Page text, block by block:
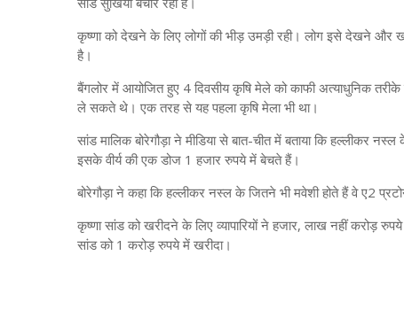
कृष्णा को देखने के लिए लोगों की भीड़ उमड़ी रही। लोग इसे देखने और
है।
बैंगलोर में आयोजित हुए 4 दिवसीय कृषि मेले को काफी अत्याधुनिक
ले सकते थे। एक तरह से यह पहला कृषि मेला भी था।
सांड मालिक बोरेगौड़ा ने मीडिया से बात-चीत में बताया कि हल्लीकर नस्ल
इसके वीर्य की एक डोज 1 हजार रुपये में बेचते हैं।
बोरेगौड़ा ने कहा कि हल्लीकर नस्ल के जितने भी मवेशी होते हैं वे ए2
कृष्णा सांड को खरीदने के लिए व्यापारियों ने हजार, लाख नहीं करोड़
सांड को 1 करोड़ रुपये में खरीदा।